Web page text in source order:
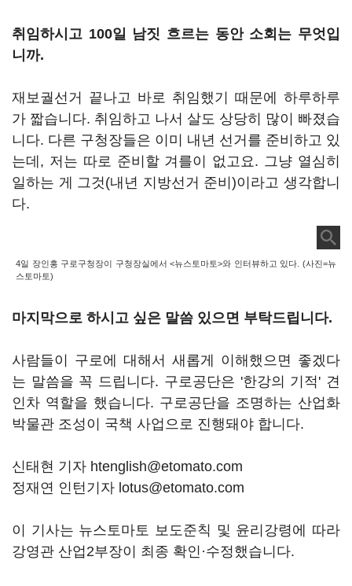
취임하시고 100일 남짓 흐르는 동안 소회는 무엇입
니까.
재보궐선거 끝나고 바로 취임했기 때문에 하루하루
가 짧습니다. 취임하고 나서 살도 상당히 많이 빠졌습
니다. 다른 구청장들은 이미 내년 선거를 준비하고 있
는데, 저는 따로 준비할 겨를이 없고요. 그냥 열심히
일하는 게 그것(내년 지방선거 준비)이라고 생각합니
다.
4일 장인홍 구로구청장이 구청장실에서 <뉴스토마토>와 인터뷰하고 있다. (사진=뉴
스토마토)
마지막으로 하시고 싶은 말씀 있으면 부탁드립니다.
사람들이 구로에 대해서 새롭게 이해했으면 좋겠다
는 말씀을 꼭 드립니다. 구로공단은 '한강의 기적' 견
인차 역할을 했습니다. 구로공단을 조명하는 산업화
박물관 조성이 국책 사업으로 진행돼야 합니다.
신태현 기자 htenglish@etomato.com
정재연 인턴기자 lotus@etomato.com
이 기사는 뉴스토마토 보도준칙 및 윤리강령에 따라
강영관 산업2부장이 최종 확인·수정했습니다.